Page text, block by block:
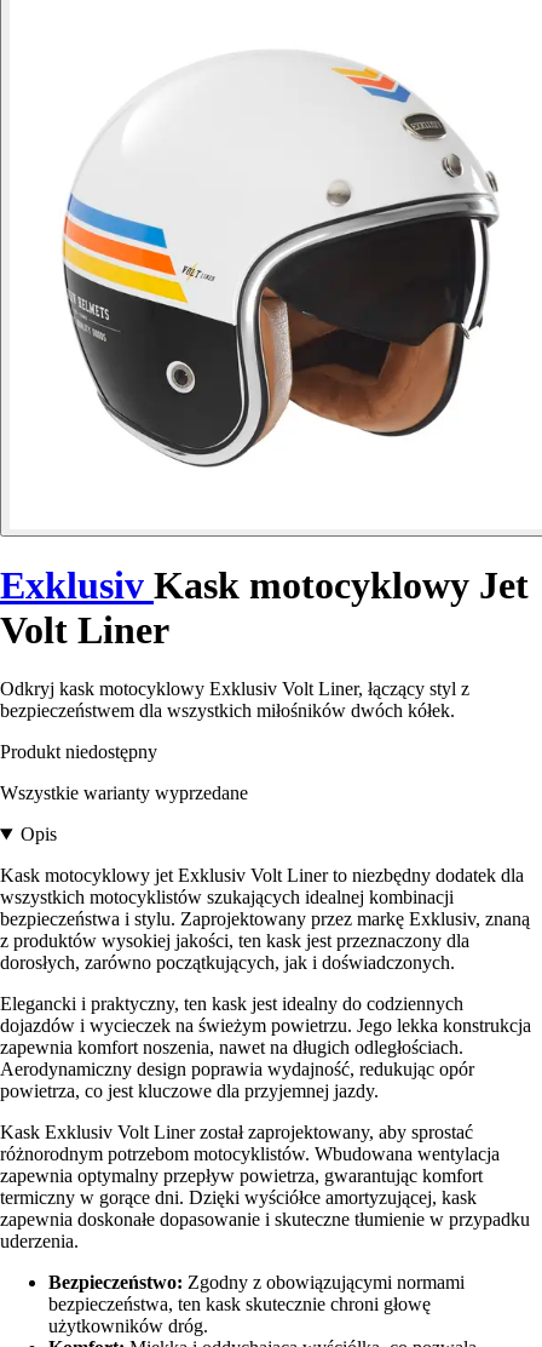
Exklusiv Kask motocyklowy Jet
Volt Liner
Odkryj kask motocyklowy Exklusiv Volt Liner, łączący styl z
bezpieczeństwem dla wszystkich miłośników dwóch kółek.
Produkt niedostępny
Wszystkie warianty wyprzedane
Opis
Kask motocyklowy jet Exklusiv Volt Liner to niezbędny dodatek dla
wszystkich motocyklistów szukających idealnej kombinacji
bezpieczeństwa i stylu. Zaprojektowany przez markę Exklusiv, znaną
z produktów wysokiej jakości, ten kask jest przeznaczony dla
dorosłych, zarówno początkujących, jak i doświadczonych.
Elegancki i praktyczny, ten kask jest idealny do codziennych
dojazdów i wycieczek na świeżym powietrzu. Jego lekka konstrukcja
zapewnia komfort noszenia, nawet na długich odległościach.
Aerodynamiczny design poprawia wydajność, redukując opór
powietrza, co jest kluczowe dla przyjemnej jazdy.
Kask Exklusiv Volt Liner został zaprojektowany, aby sprostać
różnorodnym potrzebom motocyklistów. Wbudowana wentylacja
zapewnia optymalny przepływ powietrza, gwarantując komfort
termiczny w gorące dni. Dzięki wyściółce amortyzującej, kask
zapewnia doskonałe dopasowanie i skuteczne tłumienie w przypadku
uderzenia.
Bezpieczeństwo: Zgodny z obowiązującymi normami
bezpieczeństwa, ten kask skutecznie chroni głowę
użytkowników dróg.